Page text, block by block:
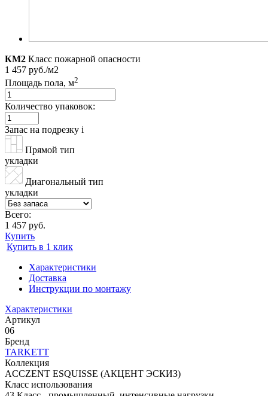
КМ2 Класс пожарной опасности
1 457 руб./м2
Площадь пола, м2
Количество упаковок:
Запас на подрезку i
Прямой тип
укладки
Диагональный тип
укладки
Всего:
1 457 руб.
Купить
Купить в 1 клик
Характеристики
Доставка
Инструкции по монтажу
Характеристики
Артикул
06
Бренд
TARKETT
Коллекция
ACCZENT ESQUISSE (АКЦЕНТ ЭСКИЗ)
Класс использования